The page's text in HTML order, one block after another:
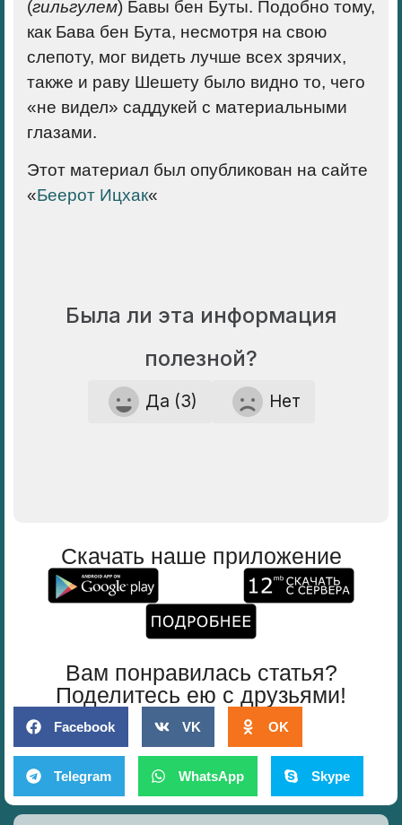
(гильгулем) Бавы бен Буты. Подобно тому,
как Бава бен Бута, несмотря на свою
слепоту, мог видеть лучше всех зрячих,
также и раву Шешету было видно то, чего
«не видел» саддукей с материальными
глазами.
Этот материал был опубликован на сайте
«Беерот Ицхак«
Была ли эта информация
полезной?
Да (3) Нет
Скачать наше приложение
Вам понравилась статья?
Поделитесь ею с друзьями!
Facebook VK OK
Telegram WhatsApp Skype